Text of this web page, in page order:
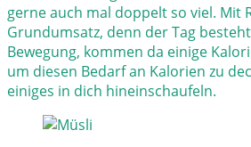
gerne auch mal doppelt so viel. Mit
Grundumsatz, denn der Tag
Bewegung, kommen da einige
um diesen Bedarf an Kalorien zu
einiges in dich hineinschaufeln.